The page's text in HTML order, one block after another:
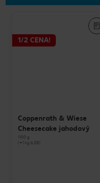
1/2 CENA!
Coppenrath & Wiese
Cheesecake jahodový
1100 g
(=1 kg 6,08)